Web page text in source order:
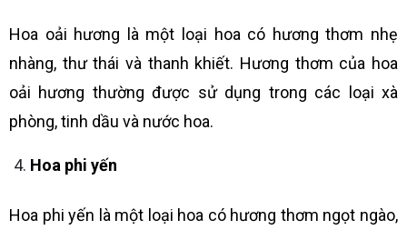
Hoa oải hương là một loại hoa có hương thơm nhẹ
nhàng, thư thái và thanh khiết. Hương thơm của hoa
oải hương thường được sử dụng trong các loại xà
phòng, tinh dầu và nước hoa.
Hoa phi yến
Hoa phi yến là một loại hoa có hương thơm ngọt ngào,